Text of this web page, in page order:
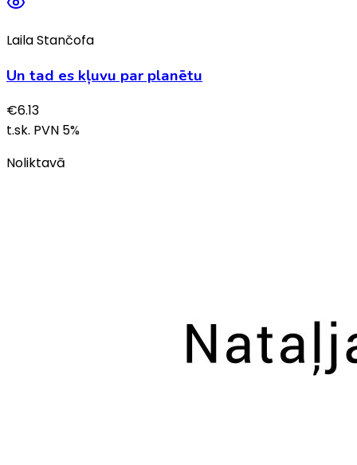
Laila Stančofa
Un tad es kļuvu par planētu
€6.13
t.sk. PVN 5%
Noliktavā